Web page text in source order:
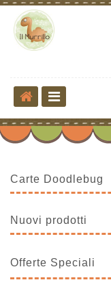
Carte Doodlebug
Nuovi prodotti
Offerte Speciali